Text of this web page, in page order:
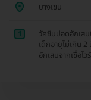
บางเขน
1
วัคซีนปอดอักเส
เด็กอายุไม่เกิน
อักเสบจากเชื้อไว